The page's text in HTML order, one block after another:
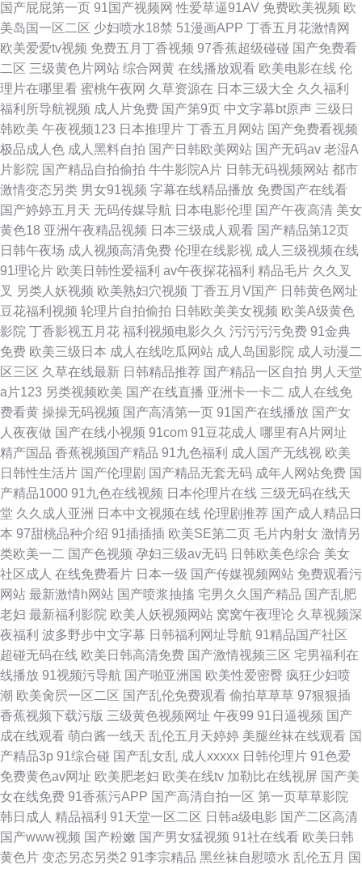
国产屁屁第一页 91国产视频网 性爱草逼91AV 免费欧美视频 欧
美岛国一区二区 少妇喷水18禁 51漫画APP 丁香五月花激情网
欧美爱爱tv视频 免费五月丁香视频 97香蕉超级碰碰 国产免费看
二区 三级黄色片网站 综合网黄 在线播放观看 欧美电影在线 伦
理片在哪里看 蜜桃午夜网 久草资源在 日本三级大全 久久福利
福利所导航视频 成人片免费 国产第9页 中文字幕bt原声 三级日
韩欧美 午夜视频123 日本推理片 丁香五月网站 国产免费看视频
极品成人色 成人黑料自拍 国产日韩欧美网站 国产无码av 老湿A
片影院 国产精品自拍偷拍 牛牛影院A片 日韩无码视频网站 都市
激情变态另类 男女91视频 字幕在线精品播放 免费国产在线看
国产婷婷五月天 无码传媒导航 日本电影伦理 国产午夜高清 美女
黄色18 亚洲午夜精品视频 日本三级成人观看 国产精品第12页
日韩午夜场 成人视频高清免费 伦理在线影视 成人三级视频在线
91理论片 欧美日韩性爱福利 av午夜探花福利 精品毛片 久久叉
叉 另类人妖视频 欧美熟妇穴视频 丁香五月V国产 日韩黄色网址
豆花福利视频 轮理片自拍偷拍 日韩欧美美女视频 欧美A级黄色
影院 丁香影视五月花 福利视频电影久久 污污污污免费 91金典
免费 欧美三级日本 成人在线吃瓜网站 成人岛国影院 成人动漫二
区三区 久草在线最新 日韩精品推荐 国产精品一区自拍 男人天堂
a片123 另类视频欧美 国产在线直播 亚洲卡一卡二 成人在线免
费看黄 操操无码视频 国产高清第一页 91国产在线播放 国产女
人夜夜做 国产在线小视频 91com 91豆花成人 哪里有A片网址
精产国品 香蕉视频国产精品 91九色福利 成人国产无线视 欧美
日韩性生活片 国产伦理剧 国产精品无套无码 成年人网站免费 国
产精品1000 91九色在线视频 日本伦理片在线 三级无码在线天
堂 久久成人亚洲 日本中文视频在线 伦理剧推荐 国产成人精品日
本 97甜桃品种介绍 91插插插 欧美SE第二页 毛片内射女 激情另
类欧美一二 国产色视频 孕妇三级av无码 日韩欧美色综合 美女
社区成人 在线免费看片 日本一级 国产传媒视频网站 免费观看污
网站 最新激情h网站 国产喷浆抽搐 宅男久久国产精品 国产乱肥
老妇 最新福利影院 欧美人妖视频网站 窝窝午夜理论 久草视频深
夜福利 波多野步中文字幕 日韩福利网址导航 91精品国产社区
超碰无码在线 欧美日韩高清免费 国产激情视频三区 宅男福利在
线播放 91视频污导航 国产啪亚洲国 欧美性爱密臀 疯狂少妇喷
潮 欧美肏屄一区二区 国产乱伦免费观看 偷拍草草草 97狠狠插
香蕉视频下载污版 三级黄色视频网址 午夜99 91日逼视频 国产
成在线观看 萌白酱一线天 乱伦五月天婷婷 美腿丝袜在线观看 国
产精品3p 91综合碰 国产乱女乱 成人xxxxx 日韩伦理片 91色爱
免费黄色av网址 欧美肥老妇 欧美在线tv 加勒比在线视屏 国产美
女在线免费 91香蕉污APP 国产高清自拍一区 第一页草草影院
韩日成人 精品福利 91天堂一区二区 日韩a级电影 国产二区高清
国产www视频 国产粉嫩 国产男女猛视频 91社在线看 欧美日韩
黄色片 变态另态另类2 91李宗精品 黑丝袜自慰喷水 乱伦五月 国